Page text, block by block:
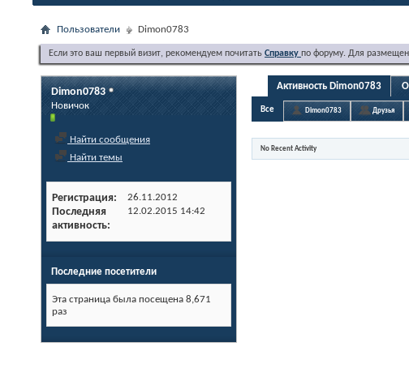
Пользователи Dimon0783
Если это ваш первый визит, рекомендуем почитать Справку по форуму. Для
Dimon0783
Новичок
Найти сообщения
Найти темы
Регистрация 26.11.2012
Последняя
активность
12.02.2015 14:42
Последние посетители
Эта страница была посещена 8,671
раз
Активность Dimon0783
Все Dimon0783 Друзья
No Recent Activity